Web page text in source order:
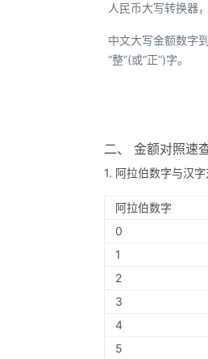
人民币大写转换器
中文大写金额数字
“整”(或“正”)字。
二、 金额对照速
1. 阿拉伯数字与汉
阿拉伯数字
0
1
2
3
4
5